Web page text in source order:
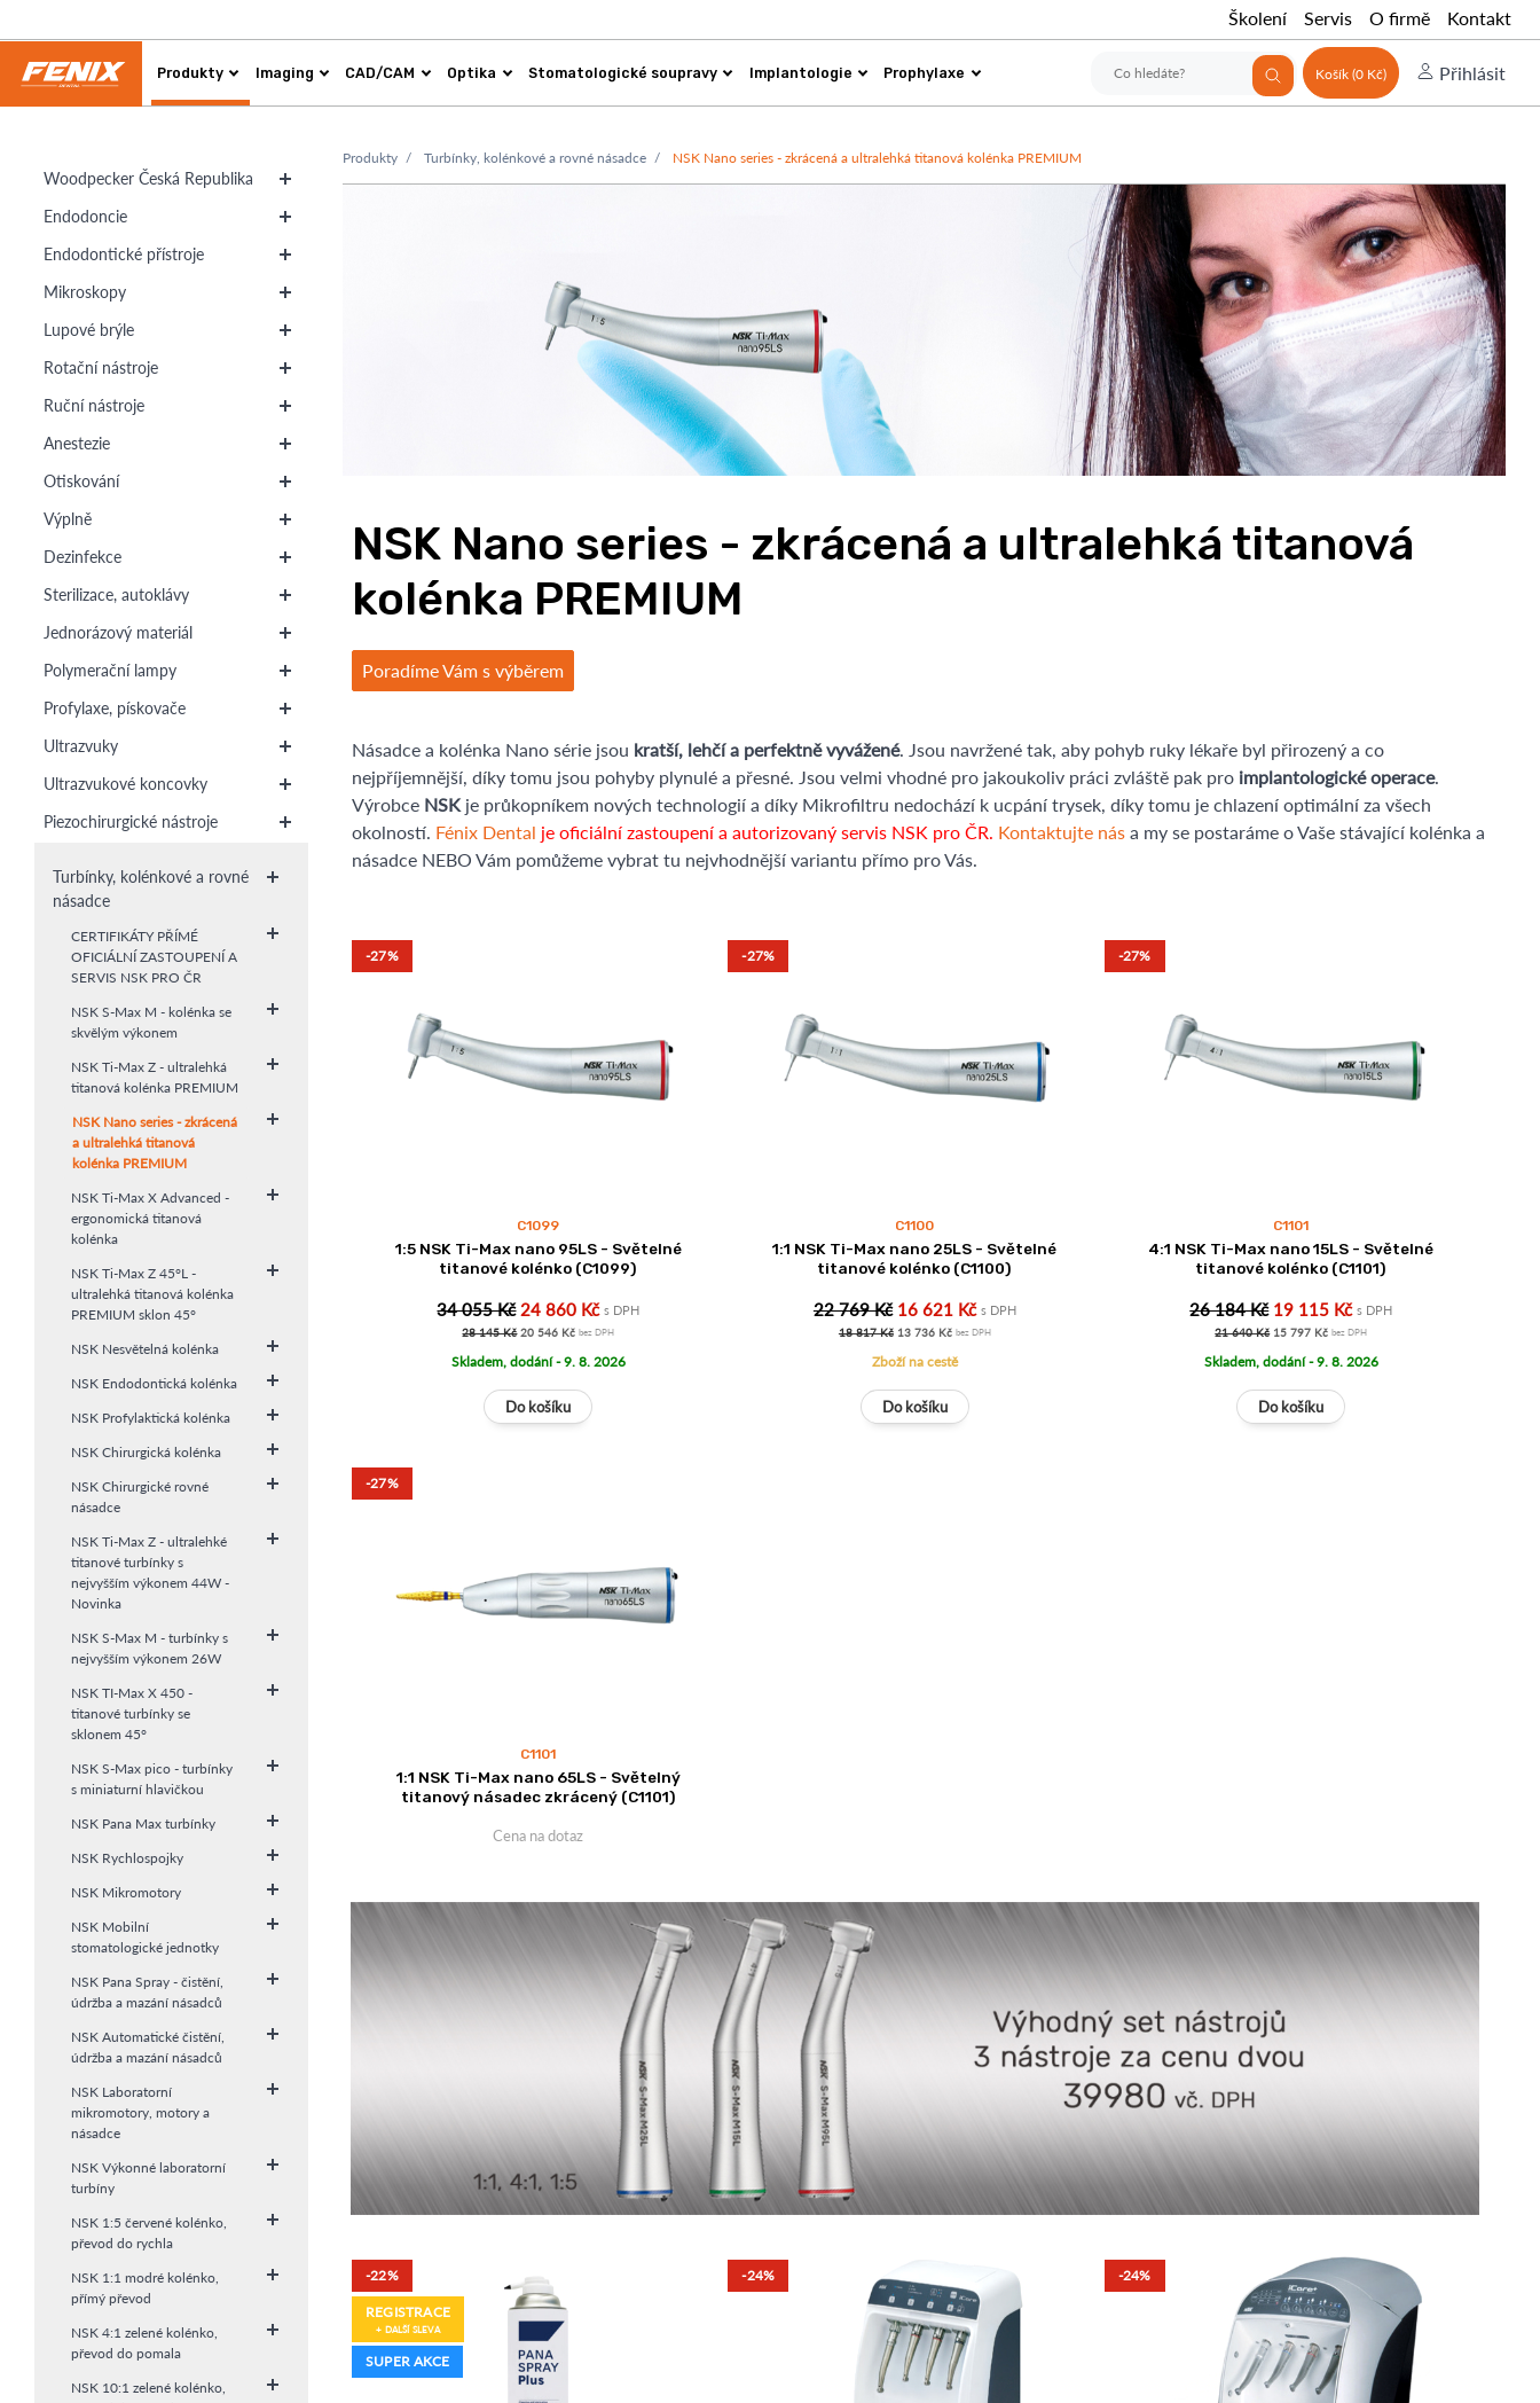
Školení Servis O firmě Kontakt
Produkty Imaging CAD/CAM Optika Stomatologické soupravy Implantologie Prophylaxe Košík (0 Kč) Přihlásit
Woodpecker Česká Republika
Endodoncie
Endodontické přístroje
Mikroskopy
Lupové brýle
Rotační nástroje
Ruční nástroje
Anestezie
Otiskování
Výplně
Dezinfekce
Sterilizace, autoklávy
Jednorázový materiál
Polymerační lampy
Profylaxe, pískovače
Ultrazvuky
Ultrazvukové koncovky
Piezochirurgické nástroje
Turbínky, kolénkové a rovné
násadce
CERTIFIKÁTY PŘÍMÉ
OFICIÁLNÍ ZASTOUPENÍ A
SERVIS NSK PRO ČR
NSK S-Max M - kolénka se
skvělým výkonem
NSK Ti-Max Z - ultralehká
titanová kolénka PREMIUM
NSK Nano series - zkrácená
a ultralehká titanová
kolénka PREMIUM
NSK Ti-Max X Advanced -
ergonomická titanová
kolénka
NSK Ti-Max Z 45°L -
ultralehká titanová kolénka
PREMIUM sklon 45°
NSK Nesvětelná kolénka
NSK Endodontická kolénka
NSK Profylaktická kolénka
NSK Chirurgická kolénka
NSK Chirurgické rovné
násadce
NSK Ti-Max Z - ultralehké
titanové turbínky s
nejvyšším výkonem 44W -
Novinka
NSK S-Max M - turbínky s
nejvyšším výkonem 26W
NSK TI-Max X 450 -
titanové turbínky se
sklonem 45°
NSK S-Max pico - turbínky
s miniaturní hlavičkou
NSK Pana Max turbínky
NSK Rychlospojky
NSK Mikromotory
NSK Mobilní
stomatologické jednotky
NSK Pana Spray - čistění,
údržba a mazání násadců
NSK Automatické čistění,
údržba a mazání násadců
NSK Laboratorní
mikromotory, motory a
násadce
NSK Výkonné laboratorní
turbíny
NSK 1:5 červené kolénko,
převod do rychla
NSK 1:1 modré kolénko,
přímý převod
NSK 4:1 zelené kolénko,
převod do pomala
NSK 10:1 zelené kolénko,
Produkty Turbínky, kolénkové a rovné násadce NSK Nano series - zkrácená a ultralehká titanová kolénka PREMIUM
NSK Nano series - zkrácená a ultralehká titanová
kolénka PREMIUM
Poradíme Vám s výběrem
Násadce a kolénka Nano série jsou kratší, lehčí a perfektně vyvážené. Jsou navržené tak, aby pohyb ruky lékaře byl přirozený a co
nejpříjemnější, díky tomu jsou pohyby plynulé a přesné. Jsou velmi vhodné pro jakoukoliv práci zvláště pak pro implantologické operace.
Výrobce NSKje průkopníkem nových technologií a díky Mikrofiltru nedochází k ucpání trysek, díky tomu je chlazení optimální za všech
okolností. Fénix Dental je oficiální zastoupení a autorizovaný servis NSK pro ČR. Kontaktujte nása my se postaráme o Vaše stávající kolénka a
násadce NEBO Vám pomůžeme vybrat tu nejvhodnější variantu přímo pro Vás.
-27%
C1099
1:5 NSK Ti-Max nano 95LS - Světelné
titanové kolénko (C1099)
34 055 Kč 24 860 Kčs DPH
28 145 Kč 20 546 Kčbez DPH
Skladem, dodání - 9. 8. 2026
-27%
C1100
1:1 NSK Ti-Max nano 25LS - Světelné
titanové kolénko (C1100)
22 769 Kč 16 621 Kč s DPH
18 817 Kč 13 736 Kč bez DPH
Zboží na cestě
-27%
C1101
4:1 NSK Ti-Max nano 15LS - Světelné
titanové kolénko (C1101)
26 184 Kč 19 115 Kčs DPH
21 640 Kč 15 797 Kčbez DPH
Skladem, dodání - 9. 8. 2026
-27%
C1101
1:1 NSK Ti-Max nano 65LS - Světelný
titanový násadec zkrácený (C1101)
Cena na dotaz
-22%
REGISTRACE
+ DALŠÍ SLEVA
SUPER AKCE
-24% -24%